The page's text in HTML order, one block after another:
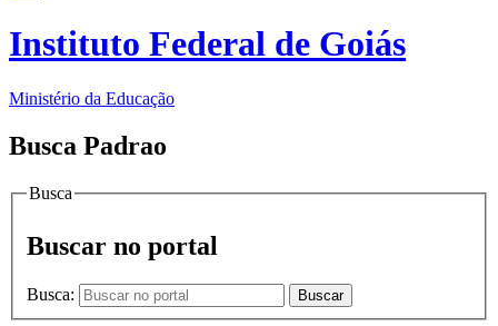
Instituto Federal de Goiás
Ministério da Educação
Busca Padrao
Busca
Buscar no portal
Busca: Buscar